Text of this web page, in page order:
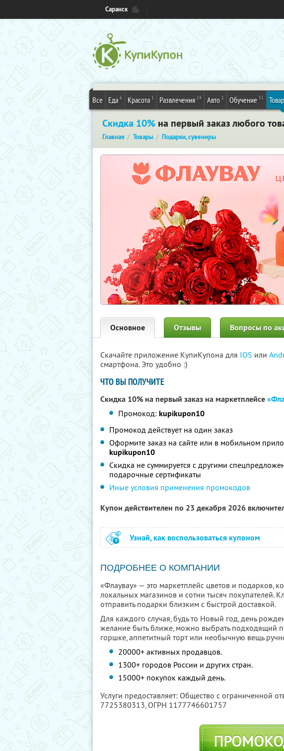
Саранск
Все Еда 6 Красота 1 Развлечения 24 Авто 1 Обучение 31
Скидка 10% на первый заказ любого
Главная Товары Подарки, сувениры
Основное Отзывы Вопросы по
Скачайте приложение КупиКупона для IOS или
смартфона. Это удобно :)
ЧТО ВЫ ПОЛУЧИТЕ
Скидка 10% на первый заказ на маркетплейсе
Промокод:kupikupon10
Промокод действует на один заказ
Оформите заказ на сайте или в мобильном
kupikupon10
Скидка не суммируется с другими
подарочные сертификаты
Иные условия применения промокодов
Купон действителен по 23 декабря 2026
Узнай, как воспользоваться купоном
ПОДРОБНЕЕ О КОМПАНИИ
«Флаувау» — это маркетплейс цветов и подарков,
локальных магазинов и сотни тысяч покупателей.
отправить подарки близким с быстрой доставкой.
Для каждого случая, будь то Новый год, день
желание быть ближе, можно выбрать подходящий
горшке, аппетитный торт или необычную вещь
20000+ активных продавцов.
1300+ городов России и других стран.
15000+ покупок каждый день.
Услуги предоставляет: Общество с ограниченной
7725380313, ОГРН 1177746601757